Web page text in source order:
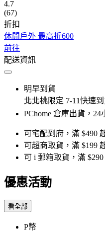
4.7
(67)
折扣
休閒戶外 最高折600
前往
配送資訊
明早到貨
北北桃限定 7-11快速
PChome 倉庫出貨，24
可宅配到府，滿 $490
可超商取貨，滿 $199
可 i 郵箱取貨，滿
優惠活動
看全部
P幣